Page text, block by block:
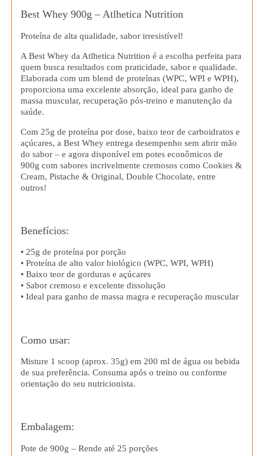
Best Whey 900g – Atlhetica Nutrition
Proteína de alta qualidade, sabor irresistível!
A Best Whey da Atlhetica Nutrition é a escolha perfeita para
quem busca resultados com praticidade, sabor e qualidade.
Elaborada com um blend de proteínas (WPC, WPI e WPH),
proporciona uma excelente absorção, ideal para ganho de
massa muscular, recuperação pós-treino e manutenção da
saúde.
Com 25g de proteína por dose, baixo teor de carboidratos e
açúcares, a Best Whey entrega desempenho sem abrir mão
do sabor – e agora disponível em potes econômicos de
900g com sabores incrivelmente cremosos como Cookies &
Cream, Pistache & Original, Double Chocolate, entre
outros!
Benefícios:
• 25g de proteína por porção
• Proteína de alto valor biológico (WPC, WPI, WPH)
• Baixo teor de gorduras e açúcares
• Sabor cremoso e excelente dissolução
• Ideal para ganho de massa magra e recuperação muscular
Como usar:
Misture 1 scoop (aprox. 35g) em 200 ml de água ou bebida
de sua preferência. Consuma após o treino ou conforme
orientação do seu nutricionista.
Embalagem:
Pote de 900g – Rende até 25 porções